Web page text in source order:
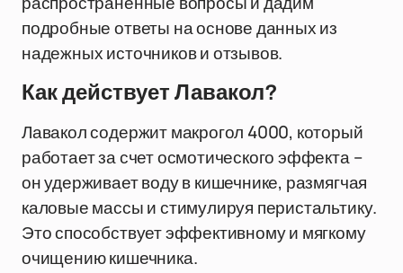
подробные ответы на основе данных из
надежных источников и отзывов.
Как действует Лавакол?
Лавакол содержит макрогол 4000, который
работает за счет осмотического эффекта –
он удерживает воду в кишечнике, размягчая
каловые массы и стимулируя перистальтику.
Это способствует эффективному и мягкому
очищению кишечника.